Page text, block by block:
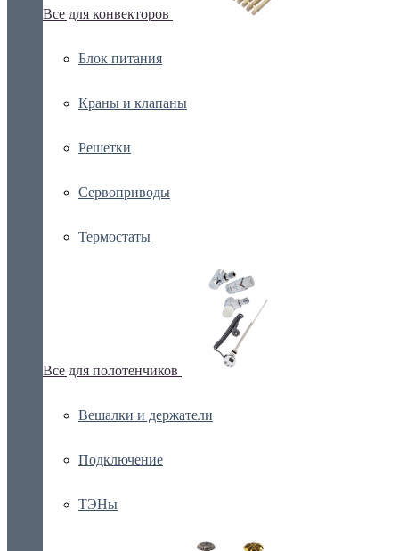
Все для конвекторов
Блок питания
Краны и клапаны
Решетки
Сервоприводы
Термостаты
Все для полотенчиков
Вешалки и держатели
Подключение
ТЭНы